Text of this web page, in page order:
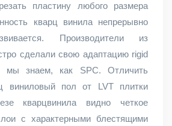
пластину любого размера
кварц винила непрерывно
Производители из
сделали свою адаптацию rigid
мы знаем, как SPC. Отличить
виниловый пол от LVT плитки
кварцвинила видно четкое
с характерными блестящими